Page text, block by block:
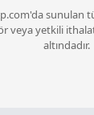
sunulan
veya yetkili
altındadır.